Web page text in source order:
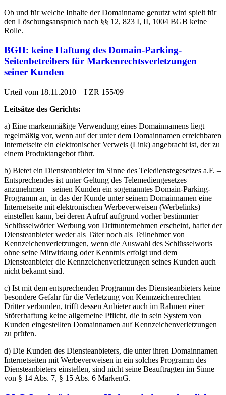
Ob und für welche Inhalte der Domainname genutzt wird spielt für
den Löschungsanspruch nach §§ 12, 823 I, II, 1004 BGB keine
Rolle.
BGH: keine Haftung des Domain-Parking-
Seitenbetreibers für Markenrechtsverletzungen
seiner Kunden
Urteil vom 18.11.2010 – I ZR 155/09
Leitsätze des Gerichts:
a) Eine markenmäßige Verwendung eines Domainnamens liegt
regelmäßig vor, wenn auf der unter dem Domainnamen erreichbaren
Internetseite ein elektronischer Verweis (Link) angebracht ist, der zu
einem Produktangebot führt.
b) Bietet ein Diensteanbieter im Sinne des Teledienstegesetzes a.F. –
Entsprechendes ist unter Geltung des Telemediengesetzes
anzunehmen – seinen Kunden ein sogenanntes Domain-Parking-
Programm an, in das der Kunde unter seinem Domainnamen eine
Internetseite mit elektronischen Werbeverweisen (Werbelinks)
einstellen kann, bei deren Aufruf aufgrund vorher bestimmter
Schlüsselwörter Werbung von Drittunternehmen erscheint, haftet der
Diensteanbieter weder als Täter noch als Teilnehmer von
Kennzeichenverletzungen, wenn die Auswahl des Schlüsselworts
ohne seine Mitwirkung oder Kenntnis erfolgt und dem
Diensteanbieter die Kennzeichenverletzungen seines Kunden auch
nicht bekannt sind.
c) Ist mit dem entsprechenden Programm des Diensteanbieters keine
besondere Gefahr für die Verletzung von Kennzeichenrechten
Dritter verbunden, trifft dessen Anbieter auch im Rahmen einer
Störerhaftung keine allgemeine Pflicht, die in sein System von
Kunden eingestellten Domainnamen auf Kennzeichenverletzungen
zu prüfen.
d) Die Kunden des Diensteanbieters, die unter ihren Domainnamen
Internetseiten mit Werbeverweisen in ein solches Programm des
Diensteanbieters einstellen, sind nicht seine Beauftragten im Sinne
von § 14 Abs. 7, § 15 Abs. 6 MarkenG.